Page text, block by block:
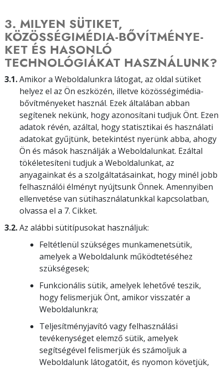
3. MILYEN SÜTIKET,
KÖZÖSSÉGIMÉDIA-BŐVÍTMÉ­NYE­
KET ÉS HASONLÓ
TECHNOLÓGIÁKAT HASZNÁLUNK?
3.1.Amikor a Weboldalunkra látogat, az oldal sütiket
helyez el az Ön eszközén, illetve közösségimédia-
bővítményeket használ. Ezek általában abban
segítenek nekünk, hogy azonosítani tudjuk Önt. Ezen
adatok révén, azáltal, hogy statisztikai és használati
adatokat gyűjtünk, betekintést nyerünk abba, ahogy
Ön és mások használják a Weboldalunkat. Ezáltal
tökéletesíteni tudjuk a Weboldalunkat, az
anyagainkat és a szolgáltatásainkat, hogy minél jobb
felhasználói élményt nyújtsunk Önnek. Amennyiben
ellenvetése van sütihasználatunkkal kapcsolatban,
olvassa el a 7. Cikket.
3.2.Az alábbi sütitípusokat használjuk:
Feltétlenül szükséges munkamenetsütik,
amelyek a Weboldalunk működtetéséhez
szükségesek;
Funkcionális sütik, amelyek lehetővé teszik,
hogy felismerjük Önt, amikor visszatér a
Weboldalunkra;
Teljesítményjavító vagy felhasználási
tevékenységet elemző sütik, amelyek
segítségével felismerjük és számoljuk a
Weboldalunk látogatóit, és nyomon követjük,